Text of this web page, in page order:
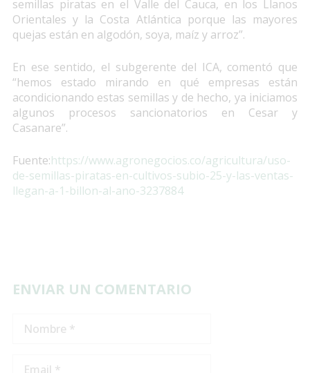
semillas piratas en el Valle del Cauca, en los Llanos
Orientales y la Costa Atlántica porque las mayores
quejas están en algodón, soya, maíz y arroz”.
En ese sentido, el subgerente del ICA, comentó que
“hemos estado mirando en qué empresas están
acondicionando estas semillas y de hecho, ya iniciamos
algunos procesos sancionatorios en Cesar y
Casanare”.
Fuente:https://www.agronegocios.co/agricultura/uso-
de-semillas-piratas-en-cultivos-subio-25-y-las-ventas-
llegan-a-1-billon-al-ano-3237884
ENVIAR UN COMENTARIO